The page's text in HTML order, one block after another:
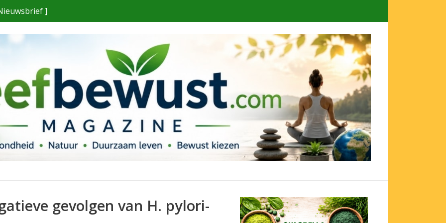
]
gevolgen van H. pylori-